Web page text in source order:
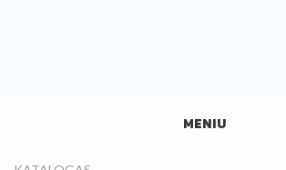
MENIU